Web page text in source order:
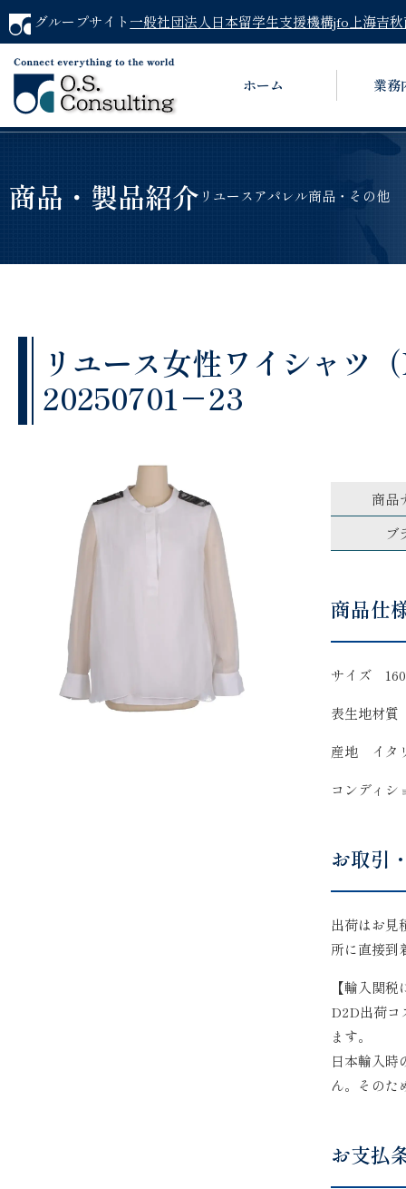
グループサイト 一般社団法人日本留学生支援機構jfo 上海吉
ホーム 業務
商品・製品紹介 リユースアパレル商品・その他
リユース女性ワイシャ
20250701－23
商品
ブ
商品仕
サイズ
表生地材
産地 イタ
コンディ
お取引
出荷はお見
所に直接到
【輸入関
D2D出荷コ
ます。
日本輸入時
ん。そのた
お支払